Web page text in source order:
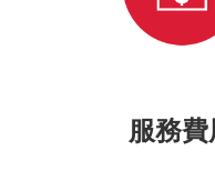
服務費